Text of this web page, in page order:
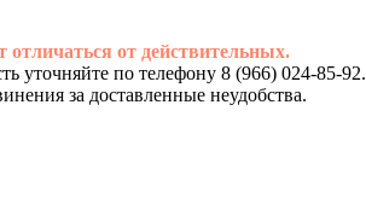
от действительных.
уточняйте по телефону 8 (966) 024-85-92.
за доставленные неудобства.